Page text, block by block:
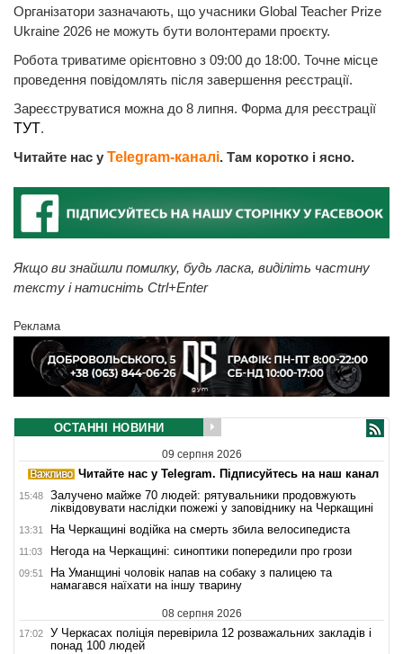
Організатори зазначають, що учасники Global Teacher Prize
Ukraine 2026 не можуть бути волонтерами проєкту.
Робота триватиме орієнтовно з 09:00 до 18:00. Точне місце
проведення повідомлять після завершення реєстрації.
Зареєструватися можна до 8 липня. Форма для реєстрації
ТУТ.
Читайте нас у Telegram-каналі. Там коротко і ясно.
Якщо ви знайшли помилку, будь ласка, виділіть частину
тексту і натисніть Ctrl+Enter
Реклама
ОСТАННІ НОВИНИ
09 серпня 2026
Читайте нас у Telegram. Підписуйтесь на наш канал
15:48
Залучено майже 70 людей: рятувальники продовжують
ліквідовувати наслідки пожежі у заповіднику на Черкащині
13:31 На Черкащині водійка на смерть збила велосипедиста
11:03 Негода на Черкащині: синоптики попередили про грози
09:51
На Уманщині чоловік напав на собаку з палицею та
намагався наїхати на іншу тварину
08 серпня 2026
17:02
У Черкасах поліція перевірила 12 розважальних закладів і
понад 100 людей